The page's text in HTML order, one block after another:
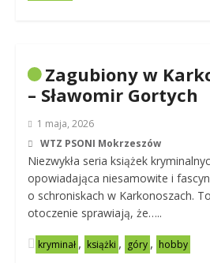
Zagubiony w
– Sławomir Gortych
1 maja, 2026
WTZ PSONI Mokrzeszów
Niezwykła seria książek
opowiadająca niesamowite i
o schroniskach w Karkonoszach.
otoczenie sprawiają, że…..
kryminał , książki , góry , hobby